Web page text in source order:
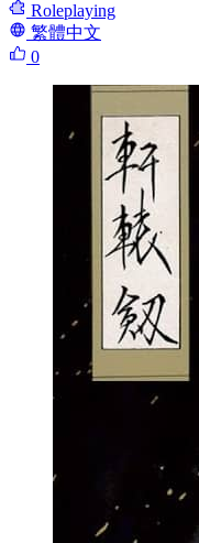
Roleplaying
繁體中文
0